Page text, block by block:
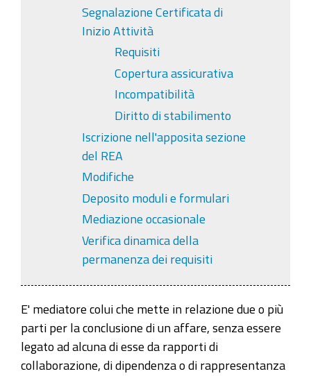
Segnalazione Certificata di
Inizio Attività
Requisiti
Copertura assicurativa
Incompatibilità
Diritto di stabilimento
Iscrizione nell'apposita sezione
del REA
Modifiche
Deposito moduli e formulari
Mediazione occasionale
Verifica dinamica della
permanenza dei requisiti
E' mediatore colui che mette in relazione due o più
parti per la conclusione di un affare, senza essere
legato ad alcuna di esse da rapporti di
collaborazione, di dipendenza o di rappresentanza